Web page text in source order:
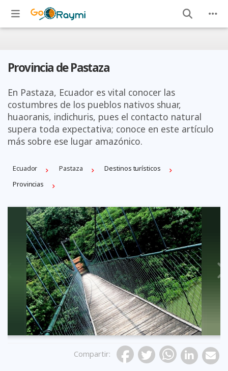
Provincia de Pastaza
En Pastaza, Ecuador es vital conocer las
costumbres de los pueblos nativos shuar,
huaoranis, indichuris, pues el contacto natural
supera toda expectativa; conoce en este artículo
más sobre ese lugar amazónico.
Ecuador Pastaza
Destinos turísticos
Provincias
Previous
Compartir: